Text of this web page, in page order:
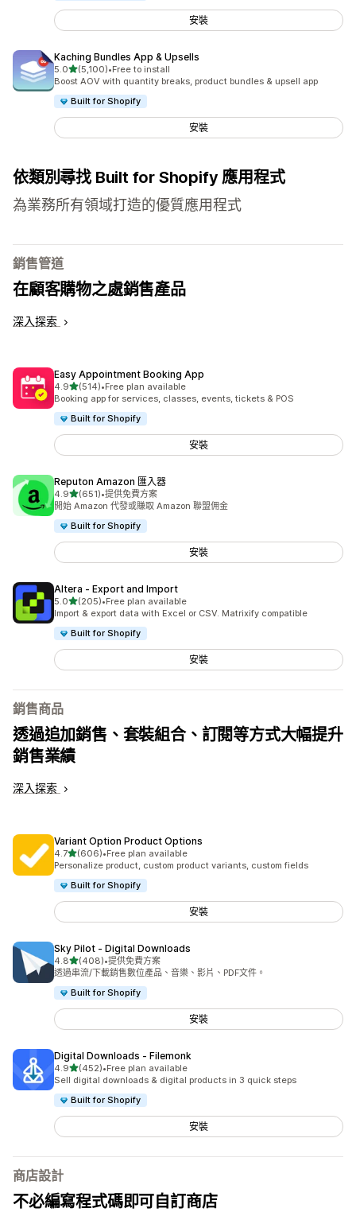
安裝
Kaching Bundles App & Upsells
5.0滿分 5 顆星
(5,100)
共有 5100 則評價
•Free to install
Boost AOV with quantity breaks, product bundles & upsell app
Built for Shopify
安裝
依類別尋找 Built for Shopify 應用程式
為業務所有領域打造的優質應用程式
銷售管道
在顧客購物之處銷售產品
深入探索
Easy Appointment Booking App
4.9滿分 5 顆星
(514)
共有 514 則評價
•Free plan available
Booking app for services, classes, events, tickets & POS
Built for Shopify
安裝
Reputon Amazon 匯入器
4.9滿分 5 顆星
(651)
共有 651 則評價
•提供免費方案
開始 Amazon 代發或賺取 Amazon 聯盟佣金
Built for Shopify
安裝
Altera ‑ Export and Import
5.0滿分 5 顆星
(205)
共有 205 則評價
•Free plan available
Import & export data with Excel or CSV. Matrixify compatible
Built for Shopify
安裝
銷售商品
透過追加銷售、套裝組合、訂閱等方式大幅提升
銷售業績
深入探索
Variant Option Product Options
4.7滿分 5 顆星
(606)
共有 606 則評價
•Free plan available
Personalize product, custom product variants, custom fields
Built for Shopify
安裝
Sky Pilot ‑ Digital Downloads
4.8滿分 5 顆星
(408)
共有 408 則評價
•提供免費方案
透過串流/下載銷售數位產品、音樂、影片、PDF文件。
Built for Shopify
安裝
Digital Downloads ‑ Filemonk
4.9滿分 5 顆星
(452)
共有 452 則評價
•Free plan available
Sell digital downloads & digital products in 3 quick steps
Built for Shopify
安裝
商店設計
不必編寫程式碼即可自訂商店